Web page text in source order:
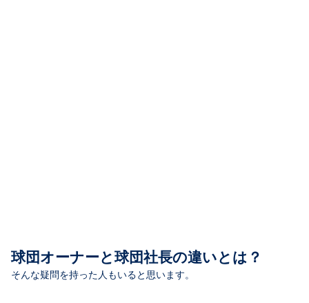
球団オーナーと球団社長の違いとは？
そんな疑問を持った人もいると思います。